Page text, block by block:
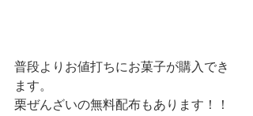
普段よりお値打ちにお菓子が購入でき
ます。
栗ぜんざいの無料配布もあります！！